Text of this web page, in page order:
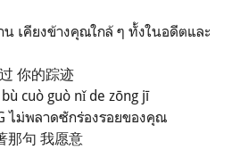
เคียงข้างคุณใกล้ ๆ ทั้งในอดีตและ
你的踪迹
cuò guò nǐ de zōng jī
ไม่พลาดซักร่องรอยของคุณ
那句 我愿意